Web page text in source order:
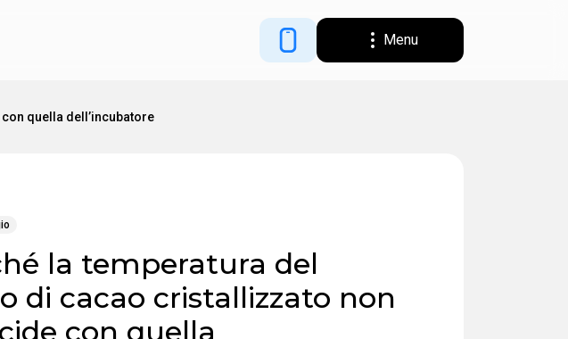
Menu
quella dell’incubatore
la temperatura del
di cacao cristallizzato non
con quella